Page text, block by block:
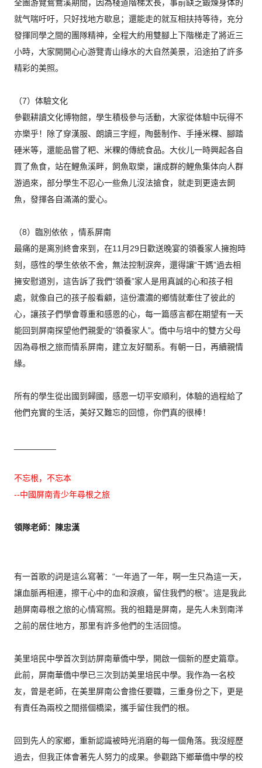
全團游覽鴛鴦溪期間，因為棧道階梯太長， 事前缺乏鍛煉身体的
就气喘吁吁，只好找地方歇息； 還能走的就互相扶持等待，充分
發揮同學之間的團隊精神， 全程大約用雙腳上下階梯走了將近三
小時， 大家開開心心游覽青山綠水的大自然美景， 沿途拍了許多
精彩的美照。
（7）体驗文化
參觀耕讀文化博物館，學生積极參与活動， 大家從体驗中玩得不
亦樂乎！除了穿漢服、朗讀三字經，陶藝制作、 手捶米粿、腳踏
硾米等，還能品嘗了粑、米粿的傳統食品。 大伙儿一時興起各自
買了魚食，站在鯉魚溪畔，飼魚取樂， 讓成群的鯉魚集体向人群
游過來， 部分學生不忍心一些魚儿沒法搶食，就走到更遠去飼
魚， 發揮各自滿滿的愛心。
（8）臨別依依 ，情系屏南
最痛的是离別終會來到， 在11月29日歡送晚宴的領養家人擁抱時
刻， 感性的學生依依不舍，無法控制淚奔，還得讓“干媽”過去相
擁安慰道別，這告訴了我們“領養”家人是用真誠的心和孩子相
處，就像自己的孩子般看顧， 這份濃濃的鄉情就牽住了彼此的
心，讓孩子們學會尊重和感恩的心， 每一篇感言都在期望有一天
能回到屏南探望他們親愛的“領養家人”。僑中与培中的雙方父母
因為尋根之旅而情系屏南，建立友好關系。 有朝一日，再續親情
緣。
所有的學生從出國到歸國，感恩一切平安順利， 体驗的過程給了
他們充實的生活，美好又難忘的回憶， 你們真的很棒！
不忘根，不忘本
--中國屏南青少年尋根之旅
領隊老師：陳忠漢
有一首歌的詞是這么寫著：“一年過了一年，啊一生只為這一天，
讓血脈再相連，擦干心中的血和淚痕，留住我們的根”。 這是我此
趟屏南尋根之旅的心情寫照。我的祖籍是屏南， 是先人未到南洋
之前的居住地方，那里有許多他們的生活回憶。
美里培民中學首次到訪屏南華僑中學，開啟一個新的歷史篇章。
此前，屏南華僑中學已三次到訪美里培民中學。我作為一名校
友， 曾是老師，在美里屏南公會擔任要職，三重身份之下， 更是
有責任為兩校之間搭個橋梁，攜手留住我們的根。
回到先人的家鄉，重新認識被時光消磨的每一個角落。 我沒經歷
過去，但我正体會著先人努力的成果。 參觀路下鄉華僑中學的校